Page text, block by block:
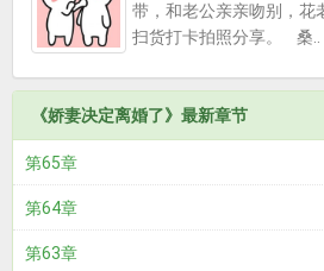
带，和老公亲亲吻别，花
扫货打卡拍照分享。 桑..
《娇妻决定离婚了》最新章节
第65章
第64章
第63章